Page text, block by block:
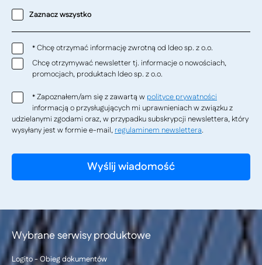
Zaznacz wszystko
*Chcę otrzymać informację zwrotną od Ideo sp. z o.o.
Chcę otrzymywać newsletter tj. informacje o nowościach,
promocjach, produktach Ideo sp. z o.o.
*Zapoznałem/am się z zawartą w polityce prywatności
informacją o przysługujących mi uprawnieniach w związku z
udzielanymi zgodami oraz, w przypadku subskrypcji newslettera, który
wysyłany jest w formie e-mail, regulaminem newslettera.
Wybrane serwisy produktowe
Logito - Obieg dokumentów